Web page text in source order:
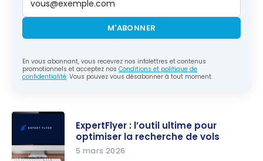
M'ABONNER
En vous abonnant, vous recevrez nos infolettres et contenus
promotionnels et acceptez nos Conditions et politique de
confidentialité. Vous pouvez vous désabonner à tout moment.
ExpertFlyer : l’outil ultime pour
optimiser la recherche de vols
5 mars 2026